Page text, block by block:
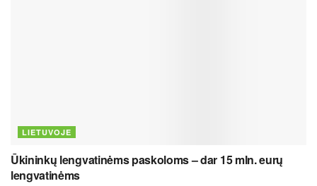
LIETUVOJE
Ūkininkų lengvatinėms paskoloms – dar 15 mln. eurų
lengvatinėms